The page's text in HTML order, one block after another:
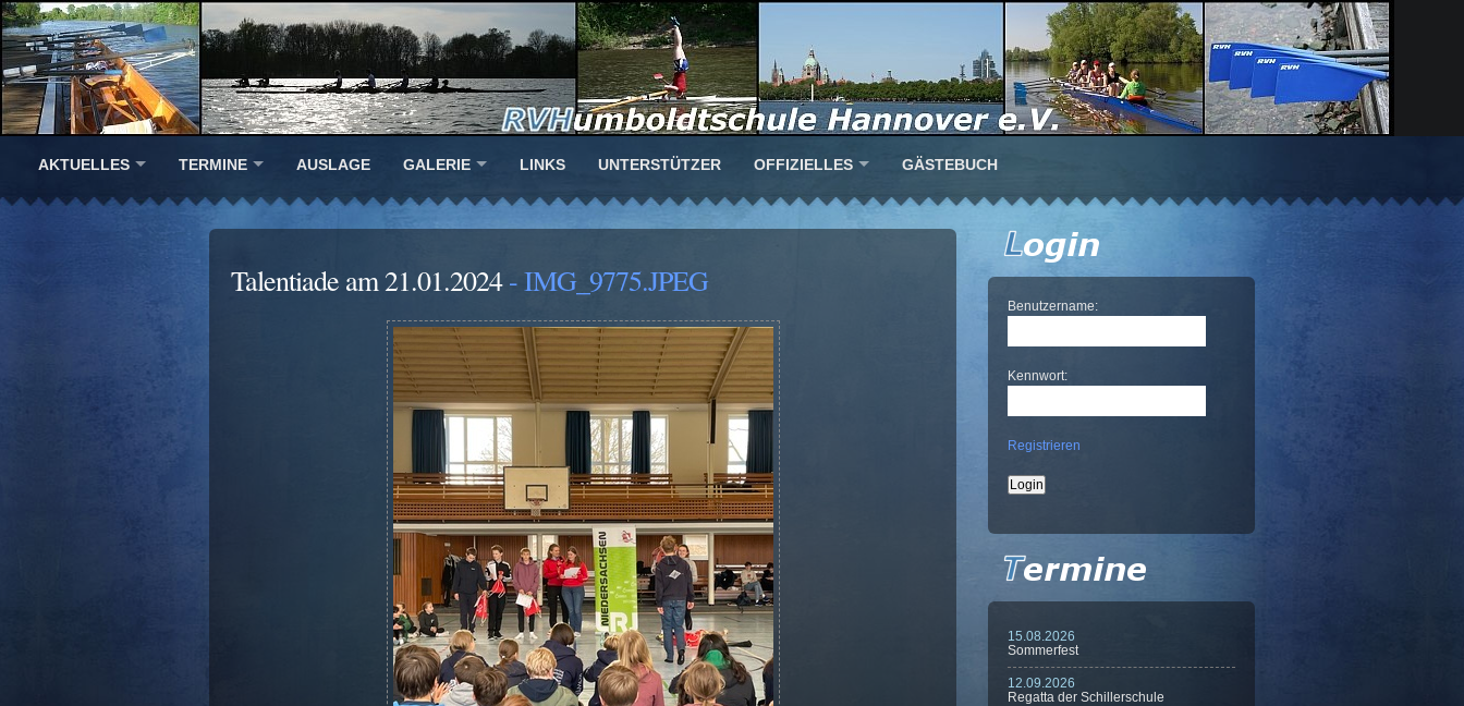
AKTUELLES TERMINE AUSLAGE GALERIE LINKS UNTERSTÜTZER OFFIZIELLES GÄSTEBUCH
Talentiade am 21.01.2024- IMG_9775.JPEG
Benutzername:
Kennwort:
Registrieren
15.08.2026
Sommerfest
12.09.2026
Regatta der Schillerschule